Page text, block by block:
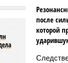
после
которой